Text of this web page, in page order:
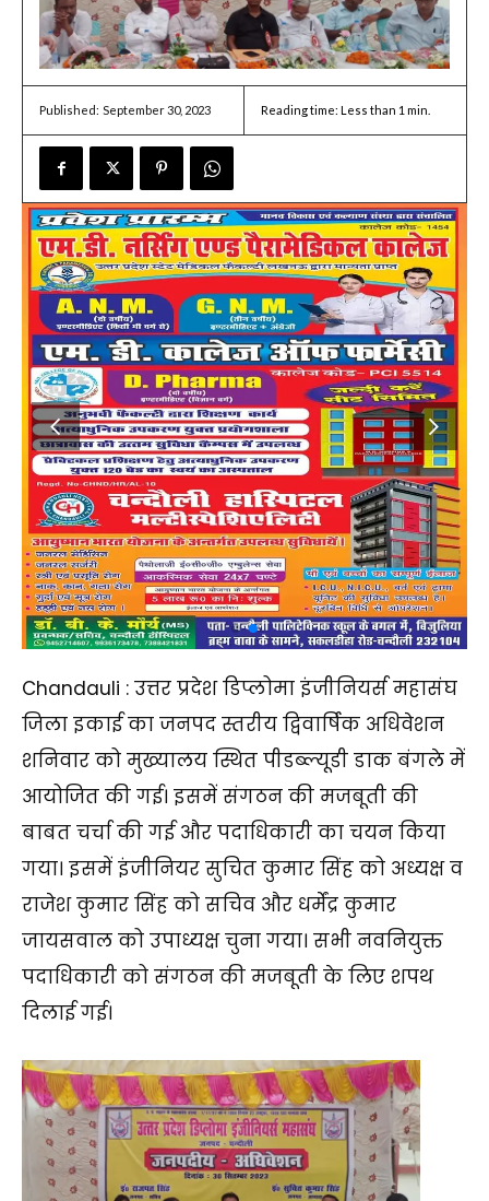
Published: September 30, 2023 Reading time: Less than 1 min.
Chandauli : उत्तर प्रदेश डिप्लोमा इंजीनियर्स महासंघ
जिला इकाई का जनपद स्तरीय द्विवार्षिक अधिवेशन
शनिवार को मुख्यालय स्थित पीडब्ल्यूडी डाक बंगले में
आयोजित की गई। इसमें संगठन की मजबूती की
बाबत चर्चा की गई और पदाधिकारी का चयन किया
गया। इसमें इंजीनियर सुचित कुमार सिंह को अध्यक्ष व
राजेश कुमार सिंह को सचिव और धर्मेंद्र कुमार
जायसवाल को उपाध्यक्ष चुना गया। सभी नवनियुक्त
पदाधिकारी को संगठन की मजबूती के लिए शपथ
दिलाई गई।